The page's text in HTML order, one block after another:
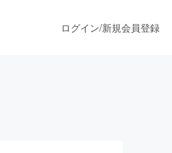
ログイン/新規会員登録